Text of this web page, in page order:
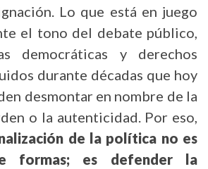
Lo que está en juego
el tono del debate público,
democráticas y derechos
durante décadas que hoy
desmontar en nombre de la
o la autenticidad. Por eso,
de la política no es
formas; es defender la